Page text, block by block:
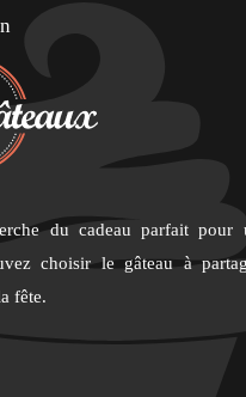
du cadeau parfait pour
choisir le gâteau à
fête.